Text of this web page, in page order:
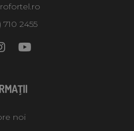
710 2455
noi